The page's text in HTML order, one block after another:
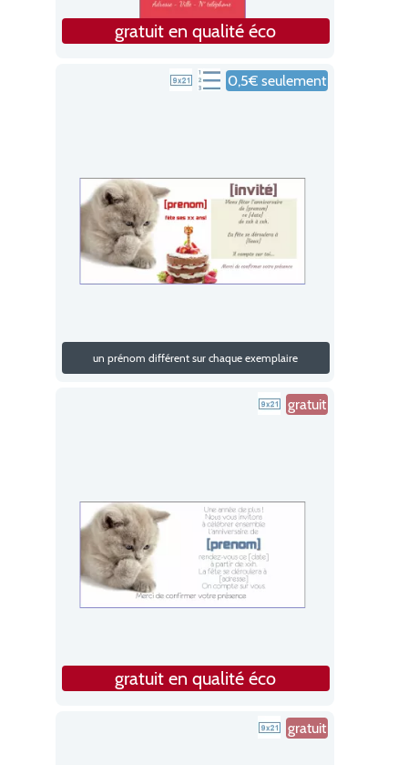
gratuit en qualité éco
0,5€ seulement
un prénom différent sur chaque exemplaire
gratuit
gratuit en qualité éco
gratuit